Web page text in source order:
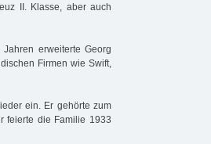
II. Klasse, aber auch
erweiterte Georg
Firmen wie Swift,
ein. Er gehörte zum
feierte die Familie 1933